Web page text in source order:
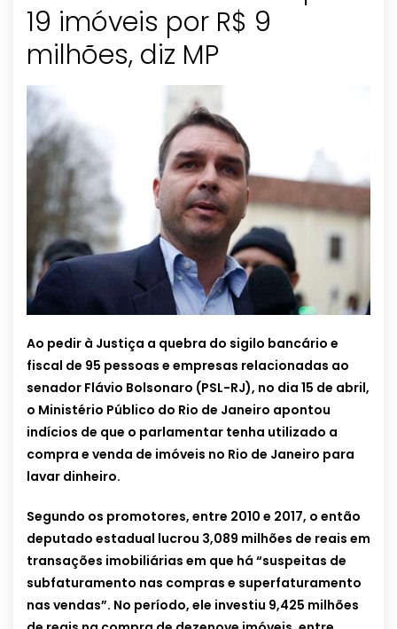
19 imóveis por R$ 9
milhões, diz MP
Ao pedir à Justiça a quebra do sigilo bancário e
fiscal de 95 pessoas e empresas relacionadas ao
senador Flávio Bolsonaro (PSL-RJ), no dia 15 de abril,
o Ministério Público do Rio de Janeiro apontou
indícios de que o parlamentar tenha utilizado a
compra e venda de imóveis no Rio de Janeiro para
lavar dinheiro.
Segundo os promotores, entre 2010 e 2017, o então
deputado estadual lucrou 3,089 milhões de reais em
transações imobiliárias em que há “suspeitas de
subfaturamento nas compras e superfaturamento
nas vendas”. No período, ele investiu 9,425 milhões